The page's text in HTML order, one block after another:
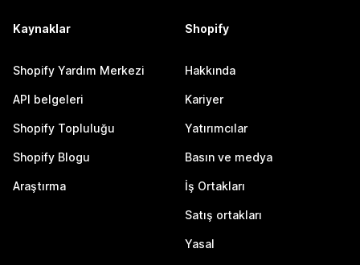
Kaynaklar
Shopify Yardım Merkezi
API belgeleri
Shopify Topluluğu
Shopify Blogu
Araştırma
Shopify
Hakkında
Kariyer
Yatırımcılar
Basın ve medya
İş Ortakları
Satış ortakları
Yasal